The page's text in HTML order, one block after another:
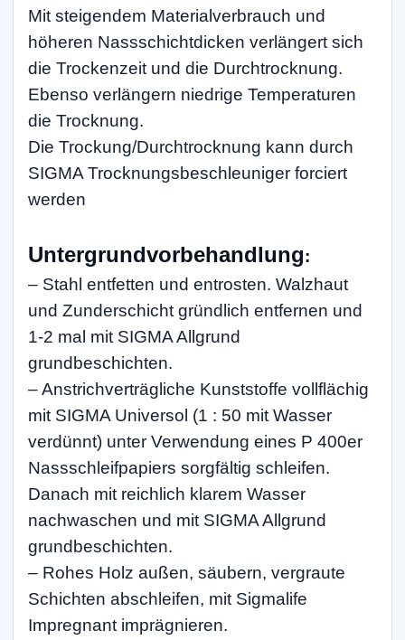
Mit steigendem Materialverbrauch und
höheren Nassschichtdicken verlängert sich
die Trockenzeit und die Durchtrocknung.
Ebenso verlängern niedrige Temperaturen
die Trocknung.
Die Trockung/Durchtrocknung kann durch
SIGMA Trocknungsbeschleuniger forciert
werden
Untergrundvorbehandlung:
– Stahl entfetten und entrosten. Walzhaut
und Zunderschicht gründlich entfernen und
1-2 mal mit SIGMA Allgrund
grundbeschichten.
– Anstrichverträgliche Kunststoffe vollflächig
mit SIGMA Universol (1 : 50 mit Wasser
verdünnt) unter Verwendung eines P 400er
Nassschleifpapiers sorgfältig schleifen.
Danach mit reichlich klarem Wasser
nachwaschen und mit SIGMA Allgrund
grundbeschichten.
– Rohes Holz außen, säubern, vergraute
Schichten abschleifen, mit Sigmalife
Impregnant imprägnieren.